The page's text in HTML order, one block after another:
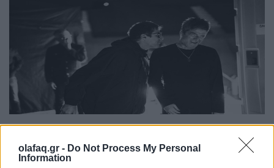
olafaq.gr - Do Not Process My Personal
Information
Το Disney δίνει teaser για το documentary